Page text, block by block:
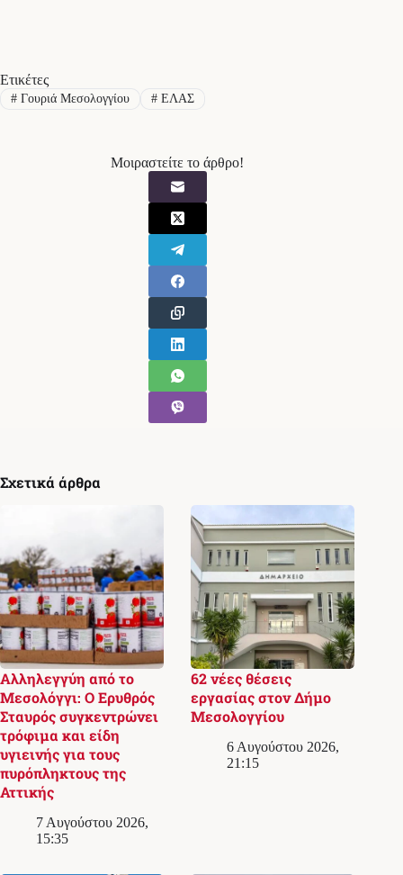
Ετικέτες
#Γουριά Μεσολογγίου #ΕΛΑΣ
Μοιραστείτε το άρθρο!
Σχετικά άρθρα
Αλληλεγγύη από το
Μεσολόγγι: Ο Ερυθρός
Σταυρός συγκεντρώνει
τρόφιμα και είδη
υγιεινής για τους
πυρόπληκτους της
Αττικής
7 Αυγούστου 2026,
15:35
62 νέες θέσεις
εργασίας στον Δήμο
Μεσολογγίου
6 Αυγούστου 2026,
21:15